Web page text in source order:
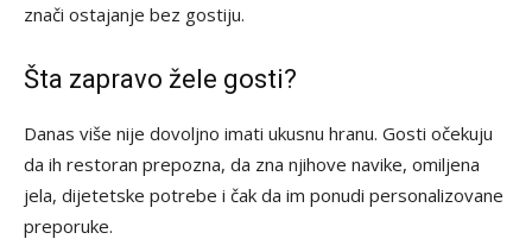
znači ostajanje bez gostiju.
Šta zapravo žele gosti?
Danas više nije dovoljno imati ukusnu hranu. Gosti očekuju
da ih restoran prepozna, da zna njihove navike, omiljena
jela, dijetetske potrebe i čak da im ponudi personalizovane
preporuke.